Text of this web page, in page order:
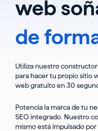
web
de
Utiliza nuestro
para hacer tu propio sitio
web gratuito en 30
Potencia la marca de tu
SEO integrado. Nuestro
mismo está impulsado por